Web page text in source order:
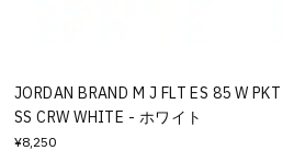
JORDAN BRAND M J FLT ES 85 W PKT
SS CRW WHITE - ホワイト
¥8,250